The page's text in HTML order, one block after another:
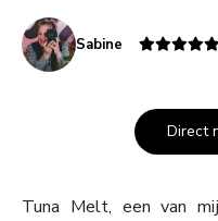
Sabine
Direct
Tuna Melt, een van